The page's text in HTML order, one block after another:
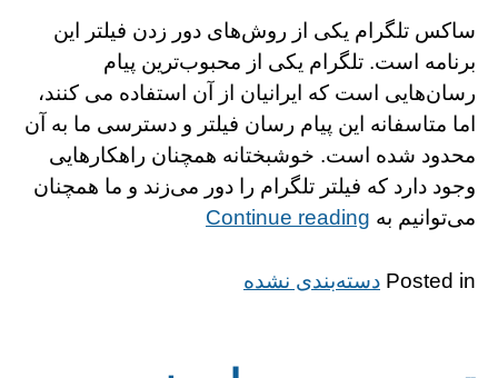
ساکس تلگرام یکی از روش‌های دور زدن فیلتر این
برنامه است. تلگرام یکی از محبوب‌ترین پیام
رسان‌هایی است که ایرانیان از آن استفاده می کنند،
اما متاسفانه این پیام رسان فیلتر و دسترسی ما به آن
محدود شده است. خوشبختانه همچنان راهکارهایی
وجود دارد که فیلتر تلگرام را دور می‌زند و ما همچنان
می‌توانیم به Continue reading
Posted in دسته‌بندی نشده